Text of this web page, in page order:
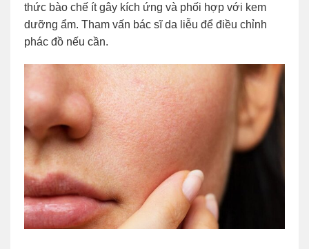
thức bào chế ít gây kích ứng và phối hợp với kem
dưỡng ẩm. Tham vấn bác sĩ da liễu để điều chỉnh
phác đồ nếu cần.